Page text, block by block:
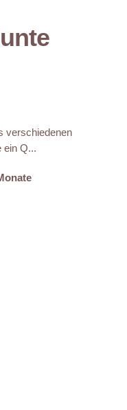
verschiedenen
ein Q...